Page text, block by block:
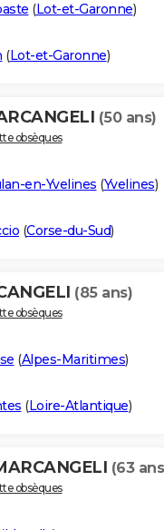
(Lot-et-Garonne)
(Lot-et-Garonne)
(50 ans)
obsèques
en-Yvelines (Yvelines)
(Corse-du-Sud)
(85 ans)
obsèques
(Alpes-Maritimes)
(Loire-Atlantique)
(63
obsèques